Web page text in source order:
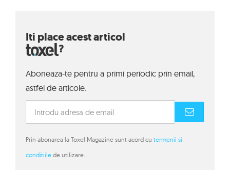
Iti place acest articol
?
Aboneaza-te pentru a primi periodic prin email,
astfel de articole.
Prin abonarea la Toxel Magazine sunt acord cu termenii si
conditiile de utilizare.